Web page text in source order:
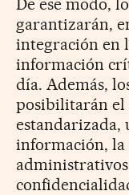
garantizarán,
integración en
información
día. Además,
posibilitarán el
estandarizada,
información, la